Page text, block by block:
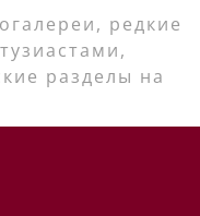
редкие
разделы на